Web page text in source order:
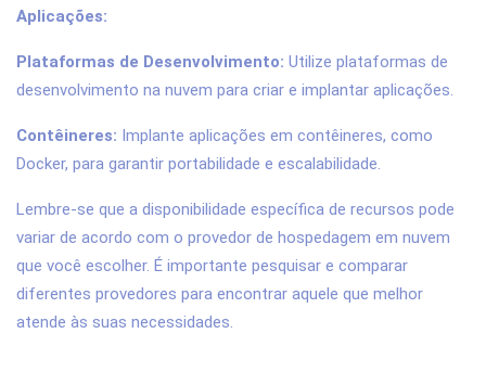
Aplicações:
Plataformas de Desenvolvimento: Utilize plataformas de
desenvolvimento na nuvem para criar e implantar aplicações.
Contêineres: Implante aplicações em contêineres, como
Docker, para garantir portabilidade e escalabilidade.
Lembre-se que a disponibilidade específica de recursos pode
variar de acordo com o provedor de hospedagem em nuvem
que você escolher. É importante pesquisar e comparar
diferentes provedores para encontrar aquele que melhor
atende às suas necessidades.